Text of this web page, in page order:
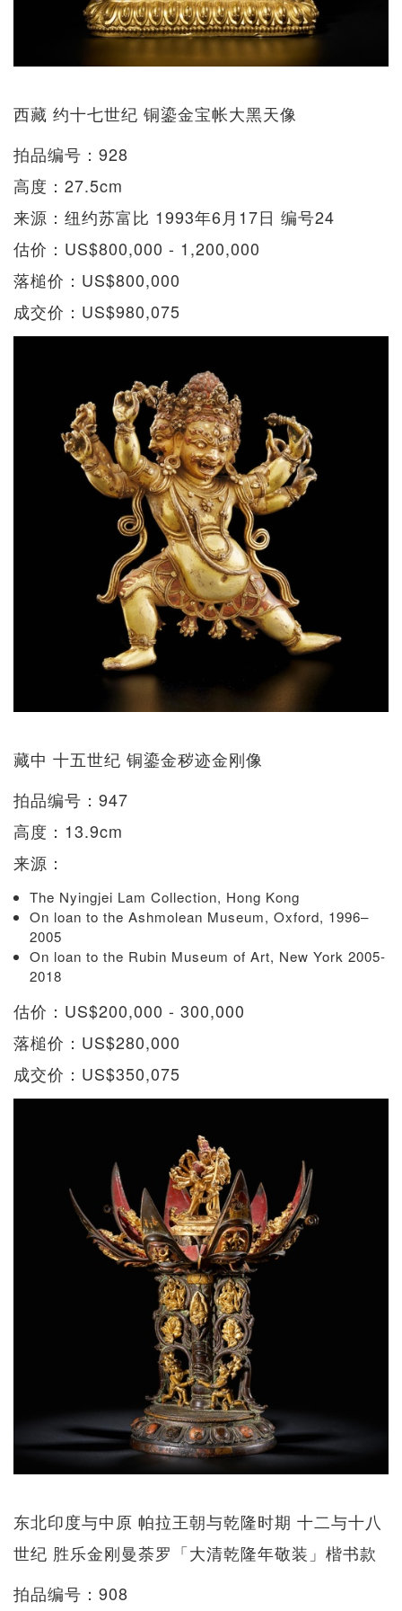
西藏 约十七世纪 铜鎏金宝帐大黑天像
拍品编号：928
高度：27.5cm
来源：纽约苏富比 1993年6月17日 编号24
估价：US$800,000 - 1,200,000
落槌价：US$800,000
成交价：US$980,075
藏中 十五世纪 铜鎏金秽迹金刚像
拍品编号：947
高度：13.9cm
来源：
The Nyingjei Lam Collection, Hong Kong
On loan to the Ashmolean Museum, Oxford, 1996–
2005
On loan to the Rubin Museum of Art, New York 2005-
2018
估价：US$200,000 - 300,000
落槌价：US$280,000
成交价：US$350,075
东北印度与中原 帕拉王朝与乾隆时期 十二与十八
世纪 胜乐金刚曼荼罗「大清乾隆年敬装」楷书款
拍品编号：908